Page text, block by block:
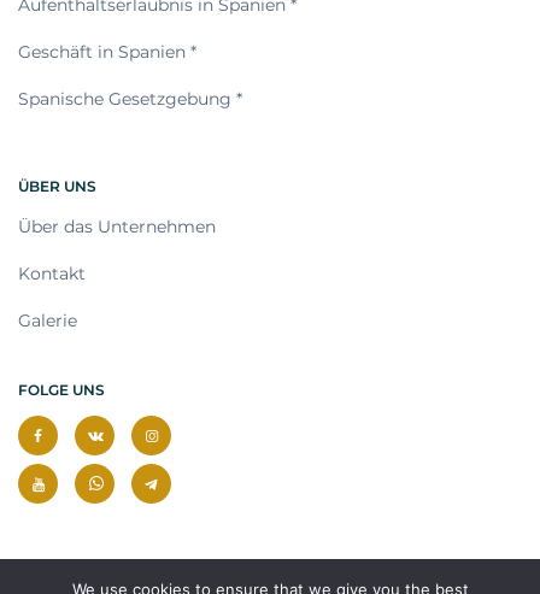
Aufenthaltserlaubnis in Spanien *
Geschäft in Spanien *
Spanische Gesetzgebung *
ÜBER UNS
Über das Unternehmen
Kontakt
Galerie
FOLGE UNS
We use cookies to ensure that we give you the best